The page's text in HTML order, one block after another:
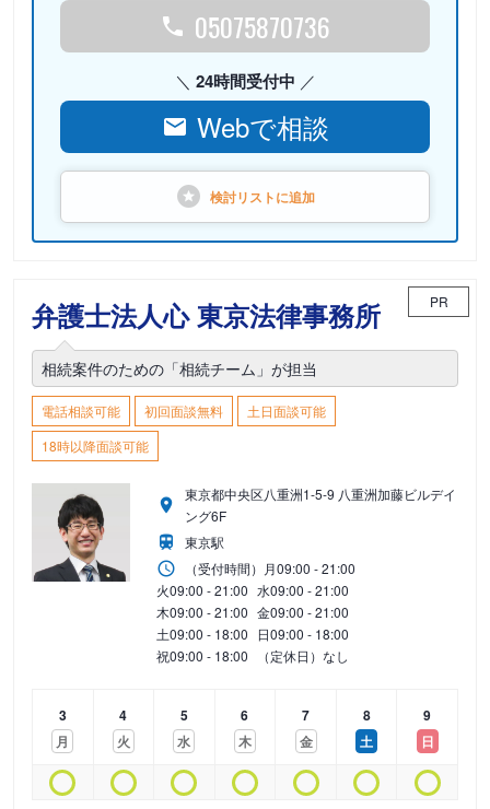
05075870736
24時間受付中
Webで相談
検討リストに追加
弁護士法人心 東京法律事務所 PR
相続案件のための「相続チーム」が担当
電話相談可能 初回面談無料
土日面談可能
18時以降面談可能
東京都中央区八重洲1-5-9 八重洲加藤ビルデイ
ング6F
東京駅
（受付時間） 月09:00 - 21:00
火09:00 - 21:00 水09:00 - 21:00
木09:00 - 21:00 金09:00 - 21:00
土09:00 - 18:00 日09:00 - 18:00
祝09:00 - 18:00 （定休日）なし
3
月
4
火
5
水
6
木
7
金
8
土
9
日